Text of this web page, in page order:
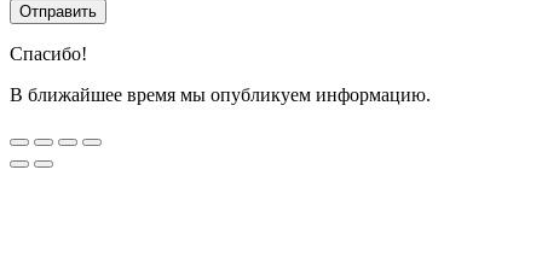
Спасибо!
В ближайшее время мы опубликуем информацию.